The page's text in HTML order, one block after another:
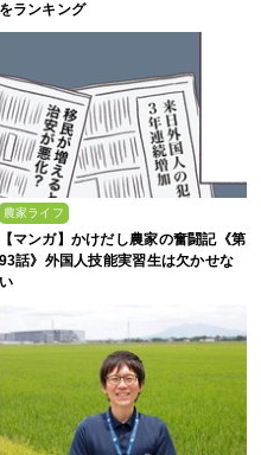
をランキング
農家ライフ
【マンガ】かけだし農家の奮闘記《第
93話》外国人技能実習生は欠かせな
い